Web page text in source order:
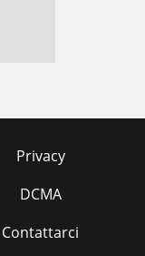
Privacy
DCMA
Contattarci